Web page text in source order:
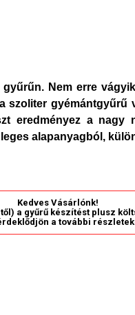
Nem erre
szoliter gyémántgyűrű
eredményez a nagy
alapanyagból,
Kedves Vásárlónk!
a gyűrű készítést plusz
a további